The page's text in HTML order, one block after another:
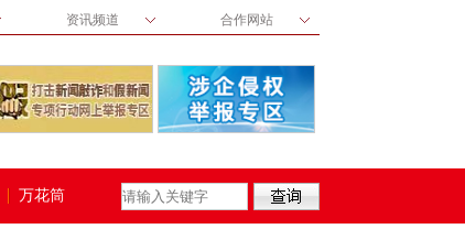
资讯频道 合作网站
万花筒